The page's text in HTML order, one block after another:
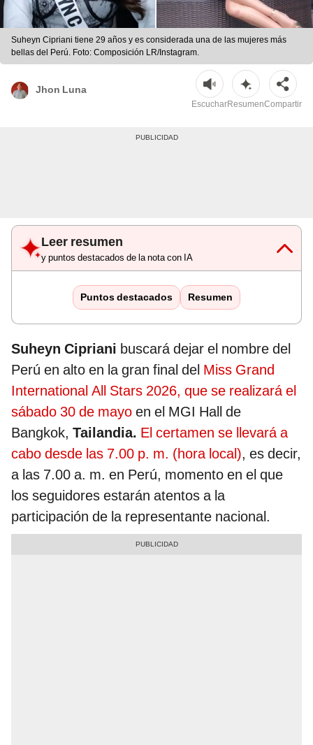
Suheyn Cipriani tiene 29 años y es considerada una de las mujeres más
bellas del Perú. Foto: Composición LR/Instagram.
Jhon Luna
EscucharResumenCompartir
Leer resumen
y puntos destacados de la nota con IA
Puntos destacados Resumen
Suheyn Cipriani buscará dejar el nombre del
Perú en alto en la gran final del Miss Grand
International All Stars 2026, que se realizará el
sábado 30 de mayo en el MGI Hall de
Bangkok, Tailandia. El certamen se llevará a
cabo desde las 7.00 p. m. (hora local), es decir,
a las 7.00 a. m. en Perú, momento en el que
los seguidores estarán atentos a la
participación de la representante nacional.